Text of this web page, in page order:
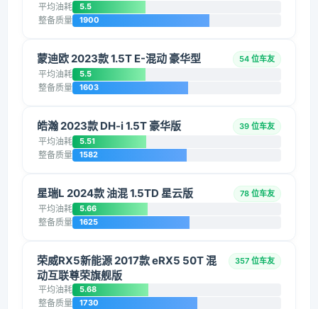
平均油耗 5.5
整备质量 1900
蒙迪欧 2023款 1.5T E-混动 豪华型 54 位车友
平均油耗 5.5
整备质量 1603
皓瀚 2023款 DH-i 1.5T 豪华版 39 位车友
平均油耗 5.51
整备质量 1582
星瑞L 2024款 油混 1.5TD 星云版 78 位车友
平均油耗 5.66
整备质量 1625
荣威RX5新能源 2017款 eRX5 50T 混
动互联尊荣旗舰版
357 位车友
平均油耗 5.68
整备质量 1730